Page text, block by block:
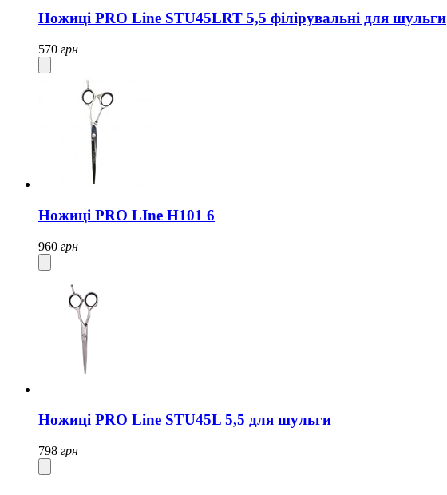
Ножиці PRO Line STU45LRT 5,5 філірувальні для шульги
570 грн
Ножиці PRO LIne H101 6
960 грн
Ножиці PRO Line STU45L 5,5 для шульги
798 грн